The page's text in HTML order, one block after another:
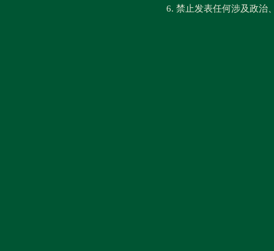
6. 禁止发表任何涉及政治